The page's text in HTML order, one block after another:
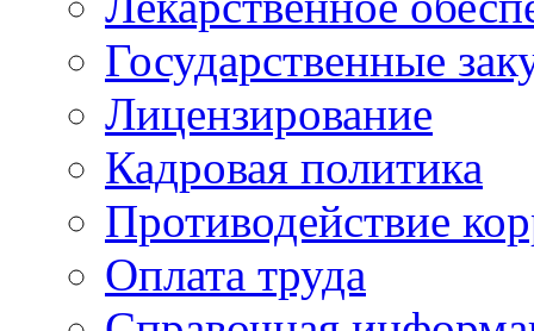
Государственные
Лицензирование
Кадровая политика
Противодействие
Оплата труда